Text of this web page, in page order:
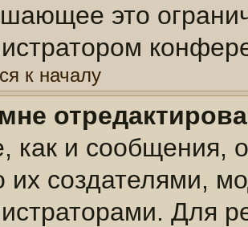
это
к началу
как и сообщения,
их создателями,
Для